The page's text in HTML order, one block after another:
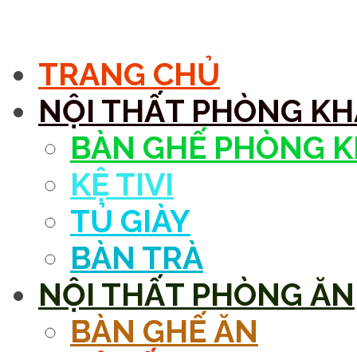
TRANG CHỦ
NỘI THẤT PHÒNG
BÀN GHẾ PHÒNG
KỆ TIVI
TỦ GIÀY
BÀN TRÀ
NỘI THẤT PHÒNG ĂN
BÀN GHẾ ĂN